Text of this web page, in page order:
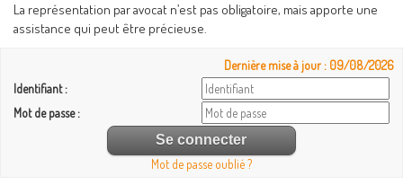
La représentation par avocat n’est pas obligatoire, mais apporte une
assistance qui peut être précieuse.
Dernière mise à jour : 09/08/2026
Identifiant :
Mot de passe :
Mot de passe oublié ?